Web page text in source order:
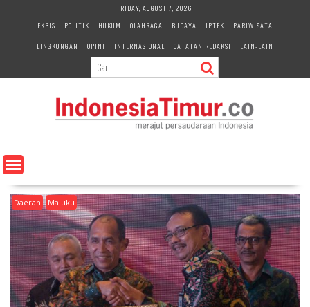
e
n
FRIDAY, AUGUST 7, 2026
EKBIS
POLITIK HUKUM OLAHRAGA BUDAYA IPTEK
PARIWISATA
LINGKUNGAN
OPINI INTERNASIONAL CATATAN REDAKSI LAIN-LAIN
Daerah Maluku